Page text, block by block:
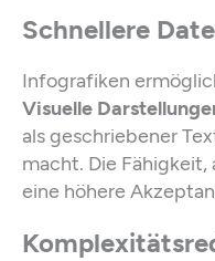
Schnellere
Infografiken
Visuelle
als geschriebener
macht. Die
eine höhere